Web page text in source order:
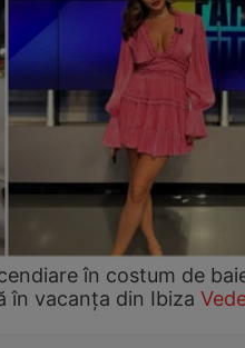
în costum de
în vacanța din Ibiza